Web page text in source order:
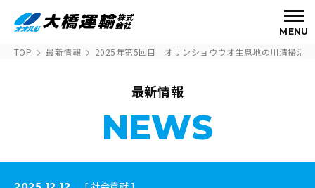
MENU
TOP 最新情報 2025年第5回目 オサンショウウオ生息地の川清掃活動
最新情報
NEWS